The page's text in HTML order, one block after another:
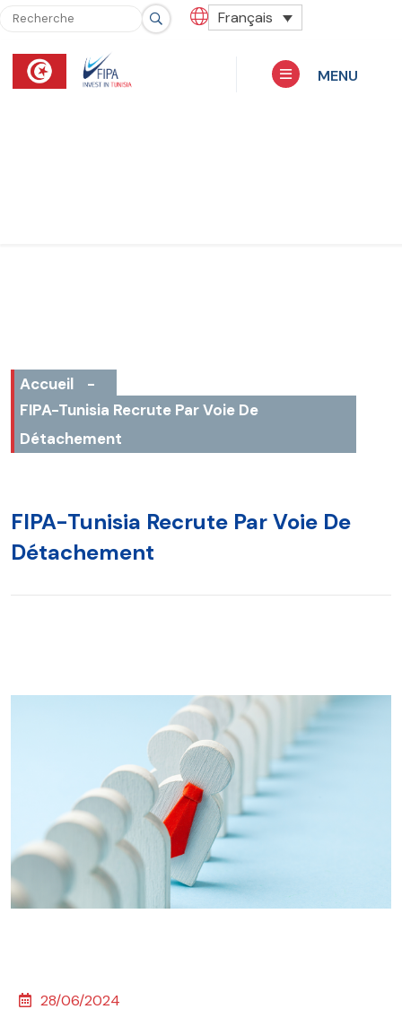
Français
MENU
Accueil
-
FIPA-Tunisia Recrute Par Voie De
Détachement
FIPA-Tunisia Recrute Par Voie De
Détachement
28/06/2024